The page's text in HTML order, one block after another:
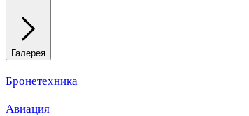
Галерея
Бронетехника
Авиация